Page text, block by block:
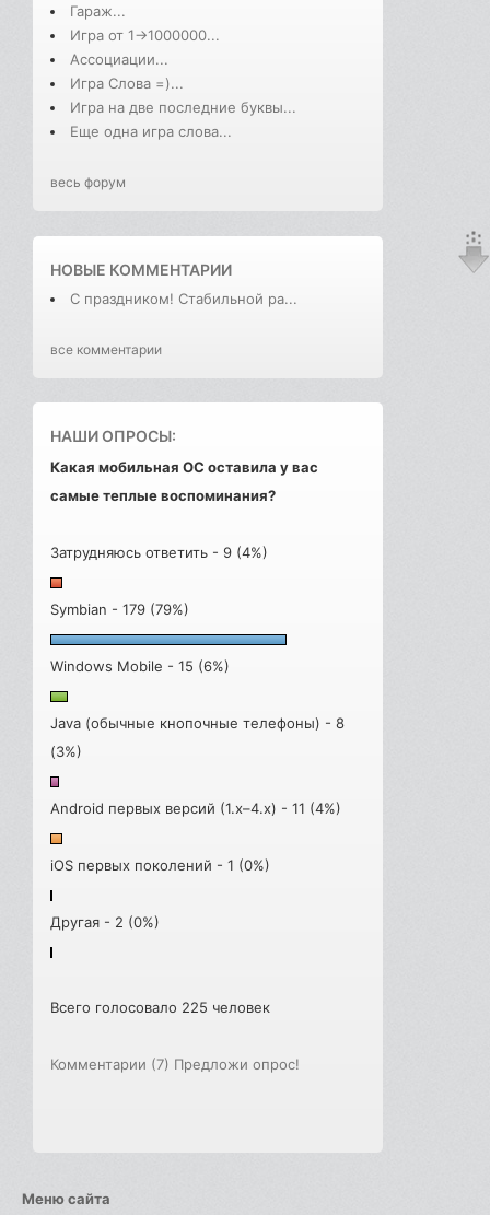
Гараж...
Игра от 1->1000000...
Ассоциации...
Игра Слова =)...
Игра на две последние буквы...
Еще одна игра слова...
весь форум
НОВЫЕ КОММЕНТАРИИ
С праздником! Стабильной ра...
все комментарии
НАШИ ОПРОСЫ:
Какая мобильная ОС оставила у вас
самые теплые воспоминания?
Затрудняюсь ответить - 9 (4%)
Symbian - 179 (79%)
Windows Mobile - 15 (6%)
Java (обычные кнопочные телефоны) - 8
(3%)
Android первых версий (1.x–4.x) - 11 (4%)
iOS первых поколений - 1 (0%)
Другая - 2 (0%)
Всего голосовало 225 человек
Комментарии (7) Предложи опрос!
Меню сайта